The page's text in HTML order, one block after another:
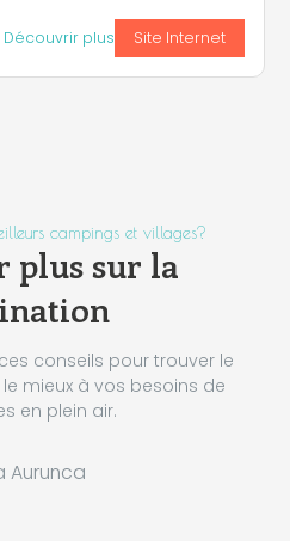
Découvrir plus Site Internet
campings et villages?
plus sur la
conseils pour trouver le
mieux à vos besoins de
en plein air.
Aurunca